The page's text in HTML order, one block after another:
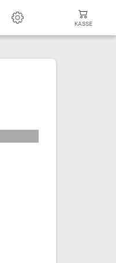
KASSE